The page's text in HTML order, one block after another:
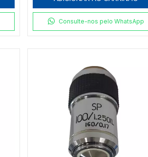
Consulte-nos pelo WhatsApp